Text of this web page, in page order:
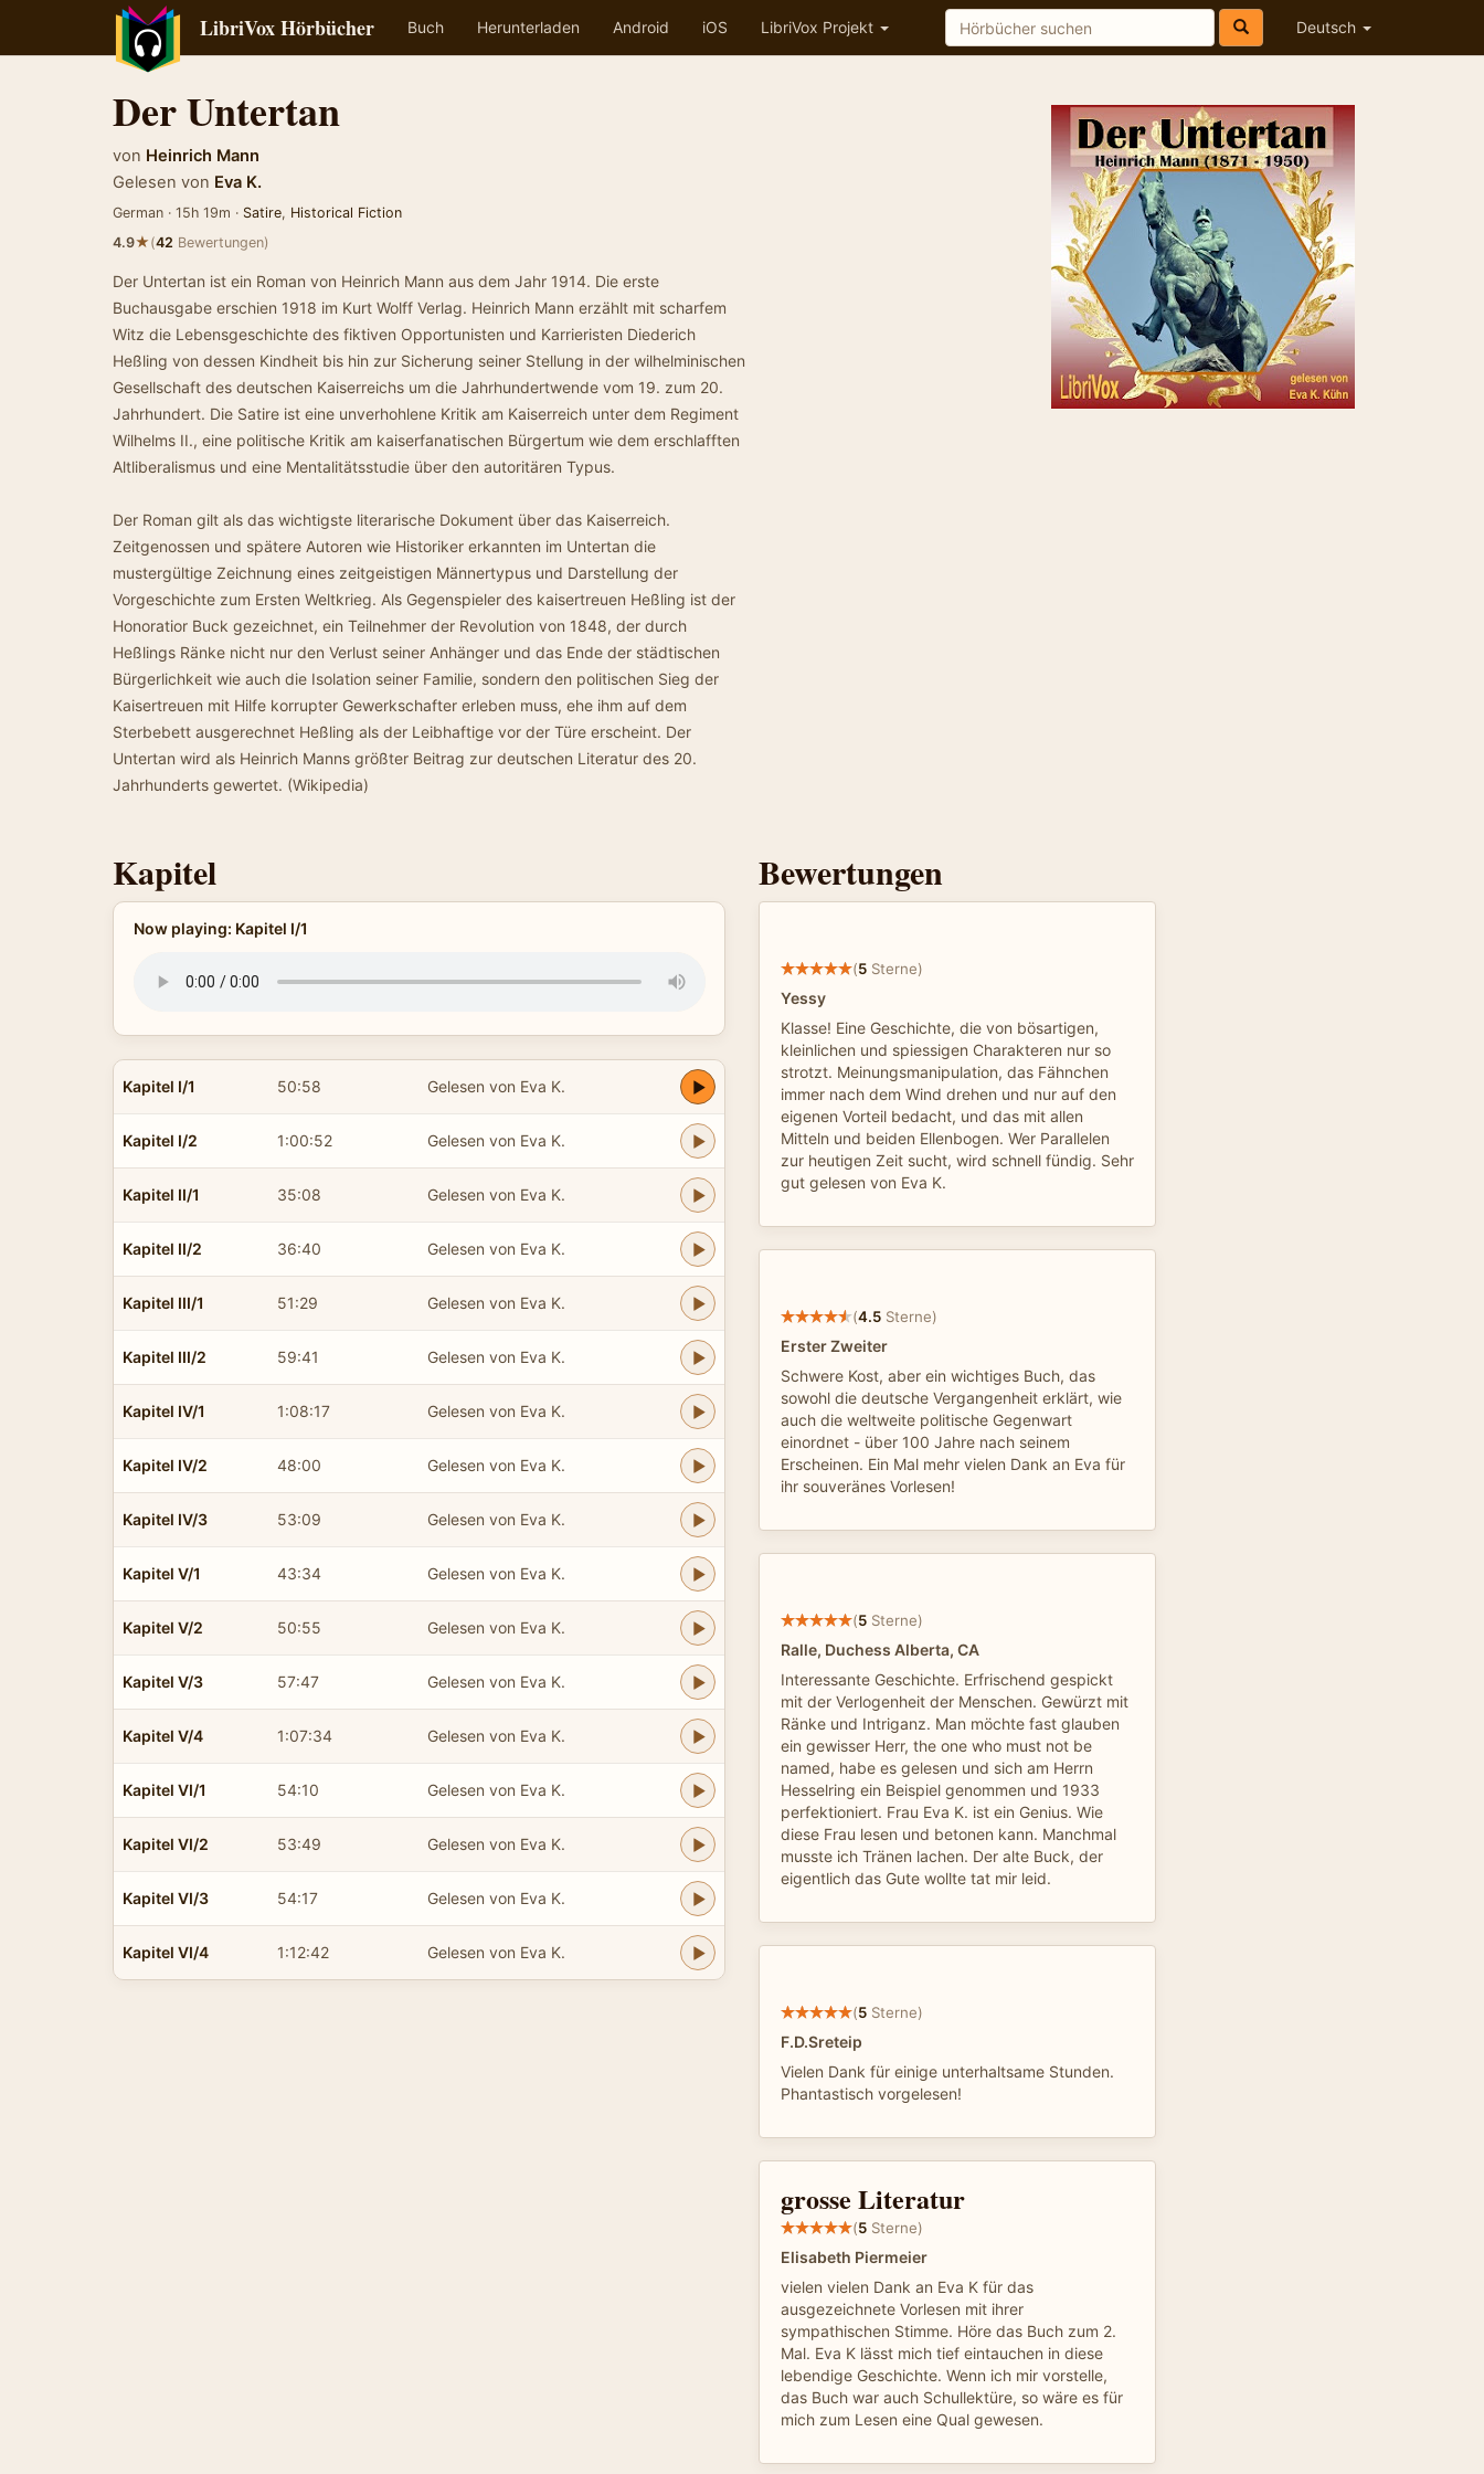
LibriVox Hörbücher Buch Herunterladen Android iOS LibriVox Projekt Deutsch
Der Untertan
von Heinrich Mann
Gelesen von Eva K.
German · 15h 19m · Satire, Historical Fiction
4.9★(42 Bewertungen)
Der Untertan ist ein Roman von Heinrich Mann aus dem Jahr 1914. Die erste
Buchausgabe erschien 1918 im Kurt Wolff Verlag. Heinrich Mann erzählt mit scharfem
Witz die Lebensgeschichte des fiktiven Opportunisten und Karrieristen Diederich
Heßling von dessen Kindheit bis hin zur Sicherung seiner Stellung in der wilhelminischen
Gesellschaft des deutschen Kaiserreichs um die Jahrhundertwende vom 19. zum 20.
Jahrhundert. Die Satire ist eine unverhohlene Kritik am Kaiserreich unter dem Regiment
Wilhelms II., eine politische Kritik am kaiserfanatischen Bürgertum wie dem erschlafften
Altliberalismus und eine Mentalitätsstudie über den autoritären Typus.
Der Roman gilt als das wichtigste literarische Dokument über das Kaiserreich.
Zeitgenossen und spätere Autoren wie Historiker erkannten im Untertan die
mustergültige Zeichnung eines zeitgeistigen Männertypus und Darstellung der
Vorgeschichte zum Ersten Weltkrieg. Als Gegenspieler des kaisertreuen Heßling ist der
Honoratior Buck gezeichnet, ein Teilnehmer der Revolution von 1848, der durch
Heßlings Ränke nicht nur den Verlust seiner Anhänger und das Ende der städtischen
Bürgerlichkeit wie auch die Isolation seiner Familie, sondern den politischen Sieg der
Kaisertreuen mit Hilfe korrupter Gewerkschafter erleben muss, ehe ihm auf dem
Sterbebett ausgerechnet Heßling als der Leibhaftige vor der Türe erscheint. Der
Untertan wird als Heinrich Manns größter Beitrag zur deutschen Literatur des 20.
Jahrhunderts gewertet. (Wikipedia)
Kapitel
Now playing: Kapitel I/1
Kapitel I/1 50:58 Gelesen von Eva K.
Kapitel I/2 1:00:52 Gelesen von Eva K.
Kapitel II/1 35:08 Gelesen von Eva K.
Kapitel II/2 36:40 Gelesen von Eva K.
Kapitel III/1 51:29 Gelesen von Eva K.
Kapitel III/2 59:41 Gelesen von Eva K.
Kapitel IV/1 1:08:17 Gelesen von Eva K.
Kapitel IV/2 48:00 Gelesen von Eva K.
Kapitel IV/3 53:09 Gelesen von Eva K.
Kapitel V/1 43:34 Gelesen von Eva K.
Kapitel V/2 50:55 Gelesen von Eva K.
Kapitel V/3 57:47 Gelesen von Eva K.
Kapitel V/4 1:07:34 Gelesen von Eva K.
Kapitel VI/1 54:10 Gelesen von Eva K.
Kapitel VI/2 53:49 Gelesen von Eva K.
Kapitel VI/3 54:17 Gelesen von Eva K.
Kapitel VI/4 1:12:42 Gelesen von Eva K.
Bewertungen
(5 Sterne)
Yessy
Klasse! Eine Geschichte, die von bösartigen,
kleinlichen und spiessigen Charakteren nur so
strotzt. Meinungsmanipulation, das Fähnchen
immer nach dem Wind drehen und nur auf den
eigenen Vorteil bedacht, und das mit allen
Mitteln und beiden Ellenbogen. Wer Parallelen
zur heutigen Zeit sucht, wird schnell fündig. Sehr
gut gelesen von Eva K.
(4.5 Sterne)
Erster Zweiter
Schwere Kost, aber ein wichtiges Buch, das
sowohl die deutsche Vergangenheit erklärt, wie
auch die weltweite politische Gegenwart
einordnet - über 100 Jahre nach seinem
Erscheinen. Ein Mal mehr vielen Dank an Eva für
ihr souveränes Vorlesen!
(5 Sterne)
Ralle, Duchess Alberta, CA
Interessante Geschichte. Erfrischend gespickt
mit der Verlogenheit der Menschen. Gewürzt mit
Ränke und Intriganz. Man möchte fast glauben
ein gewisser Herr, the one who must not be
named, habe es gelesen und sich am Herrn
Hesselring ein Beispiel genommen und 1933
perfektioniert. Frau Eva K. ist ein Genius. Wie
diese Frau lesen und betonen kann. Manchmal
musste ich Tränen lachen. Der alte Buck, der
eigentlich das Gute wollte tat mir leid.
(5 Sterne)
F.D.Sreteip
Vielen Dank für einige unterhaltsame Stunden.
Phantastisch vorgelesen!
grosse Literatur
(5 Sterne)
Elisabeth Piermeier
vielen vielen Dank an Eva K für das
ausgezeichnete Vorlesen mit ihrer
sympathischen Stimme. Höre das Buch zum 2.
Mal. Eva K lässt mich tief eintauchen in diese
lebendige Geschichte. Wenn ich mir vorstelle,
das Buch war auch Schullektüre, so wäre es für
mich zum Lesen eine Qual gewesen.